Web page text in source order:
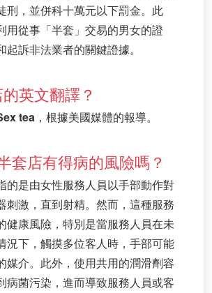
刑，並併科十萬元以下罰金。此
用從事「半套」交易的男女的證
訴非法業者的關鍵證據。
英文翻譯？
tea ，根據美國媒體的報導。
套店有得病的風險嗎？
的是由女性服務人員以手部動作對
刺激，直到射精。然而，這種服務
健康風險，特別是當服務人員在未
況下，觸摸多位客人時，手部可能
媒介。此外，使用共用的潤滑劑容
病菌污染，進而導致服務人員或客